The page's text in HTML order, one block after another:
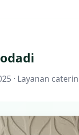
· Layanan